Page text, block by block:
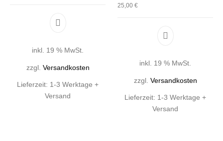
inkl. 19 % MwSt.
zzgl. Versandkosten
Lieferzeit: 1-3 Werktage +
Versand
25,00 €
inkl. 19 % MwSt.
zzgl. Versandkosten
Lieferzeit: 1-3 Werktage +
Versand